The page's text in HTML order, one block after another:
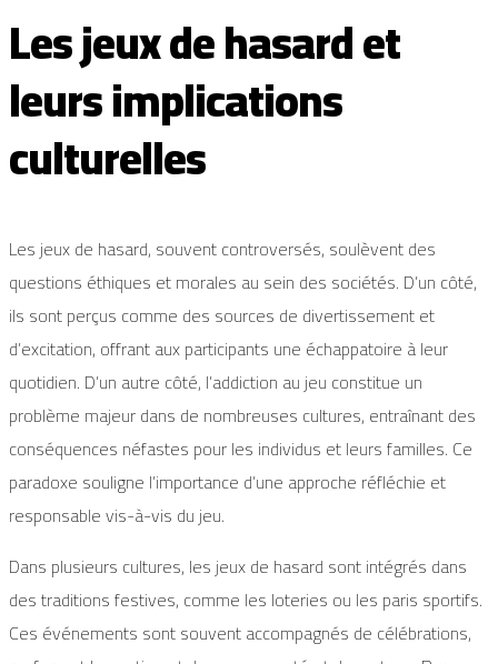
Les jeux de hasard et
leurs implications
culturelles
Les jeux de hasard, souvent controversés, soulèvent des
questions éthiques et morales au sein des sociétés. D’un côté,
ils sont perçus comme des sources de divertissement et
d’excitation, offrant aux participants une échappatoire à leur
quotidien. D’un autre côté, l’addiction au jeu constitue un
problème majeur dans de nombreuses cultures, entraînant des
conséquences néfastes pour les individus et leurs familles. Ce
paradoxe souligne l’importance d’une approche réfléchie et
responsable vis-à-vis du jeu.
Dans plusieurs cultures, les jeux de hasard sont intégrés dans
des traditions festives, comme les loteries ou les paris sportifs.
Ces événements sont souvent accompagnés de célébrations,